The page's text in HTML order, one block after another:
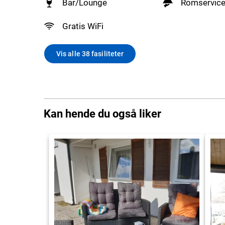
Bar/Lounge
Gratis WiFi
Vis alle 38 fasiliteter
Kan hende du også liker